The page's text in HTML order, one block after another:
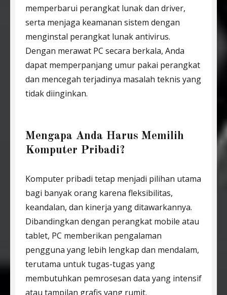
memperbarui perangkat lunak dan driver,
serta menjaga keamanan sistem dengan
menginstal perangkat lunak antivirus.
Dengan merawat PC secara berkala, Anda
dapat memperpanjang umur pakai perangkat
dan mencegah terjadinya masalah teknis yang
tidak diinginkan.
Mengapa Anda Harus Memilih
Komputer Pribadi?
Komputer pribadi tetap menjadi pilihan utama
bagi banyak orang karena fleksibilitas,
keandalan, dan kinerja yang ditawarkannya.
Dibandingkan dengan perangkat mobile atau
tablet, PC memberikan pengalaman
pengguna yang lebih lengkap dan mendalam,
terutama untuk tugas-tugas yang
membutuhkan pemrosesan data yang intensif
atau tampilan grafis yang rumit.